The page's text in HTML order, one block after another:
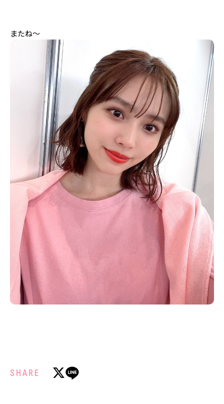
またね～
SHARE